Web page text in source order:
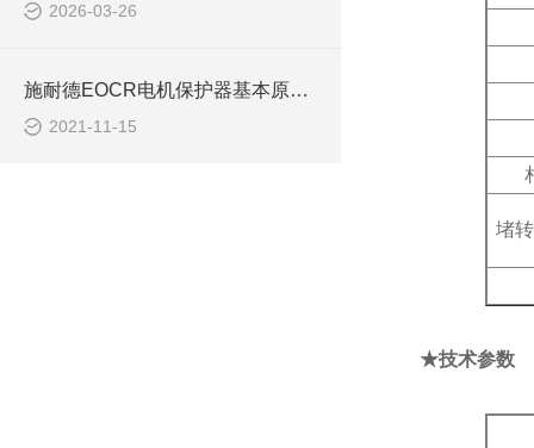
2026-03-26
施耐德EOCR电机保护器基本原则EUCR-05S
2021-11-15
堵转
★技术参数